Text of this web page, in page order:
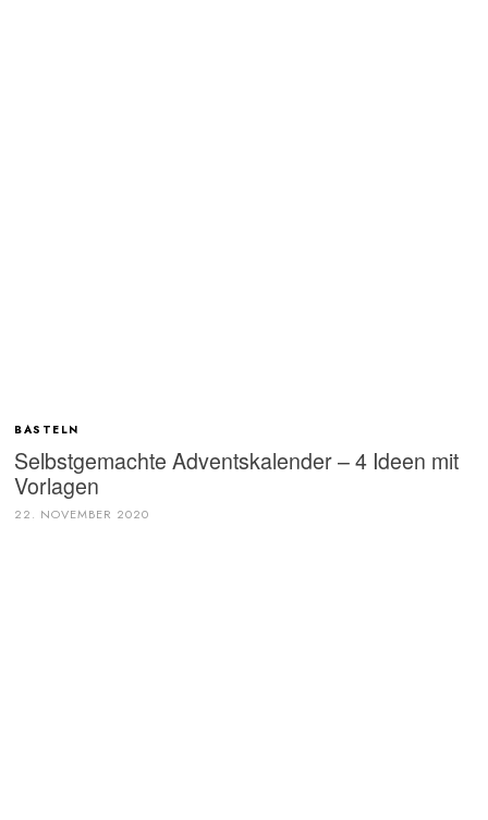
BASTELN
Selbstgemachte Adventskalender – 4 Ideen mit
Vorlagen
22. NOVEMBER 2020